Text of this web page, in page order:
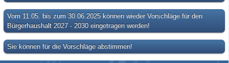
Vom 11.05. bis zum 30.06.2025 können wieder Vorschläge für den
Bürgerhaushalt 2027 - 2030 eingetragen werden!
Sie können für die Vorschläge abstimmen!